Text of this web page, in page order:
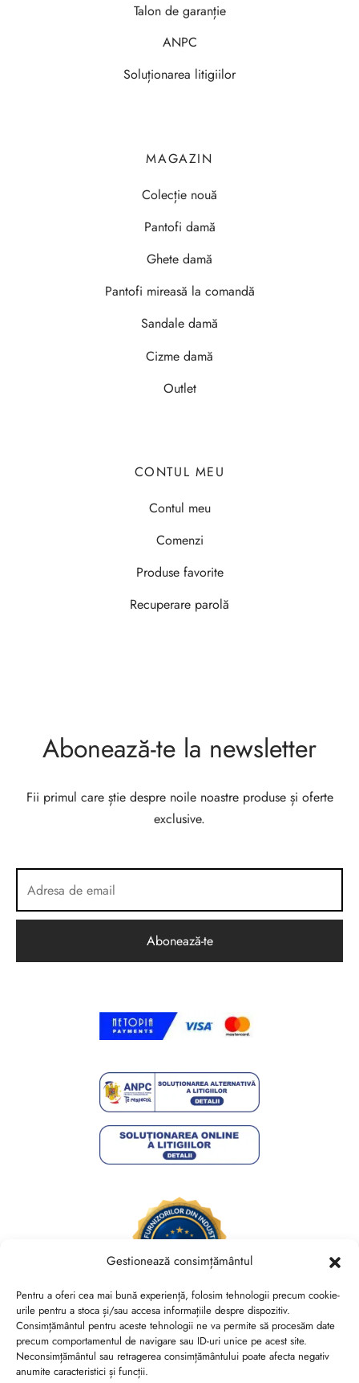
Gestionează consimțământul
Pentru a oferi cea mai bună experiență, folosim tehnologii precum cookie-
urile pentru a stoca și/sau accesa informațiile despre dispozitiv.
Consimțământul pentru aceste tehnologii ne va permite să procesăm date
precum comportamentul de navigare sau ID-uri unice pe acest site.
Neconsimțământul sau retragerea consimțământului poate afecta negativ
anumite caracteristici și funcții.
Talon de garanție
ANPC
Soluționarea litigiilor
MAGAZIN
Colecție nouă
Pantofi damă
Ghete damă
Pantofi mireasă la comandă
Sandale damă
Cizme damă
Outlet
CONTUL MEU
Contul meu
Comenzi
Produse favorite
Recuperare parolă
Abonează-te la newsletter
Fii primul care știe despre noile noastre produse și oferte
exclusive.
Brides Shoes By Veronesse S.R.L.
RO44730767, J40/13882/2021, Cod CAEN 1520
Str. Nicolae Canea, Nr. 53, Sector 2, Bucuresti